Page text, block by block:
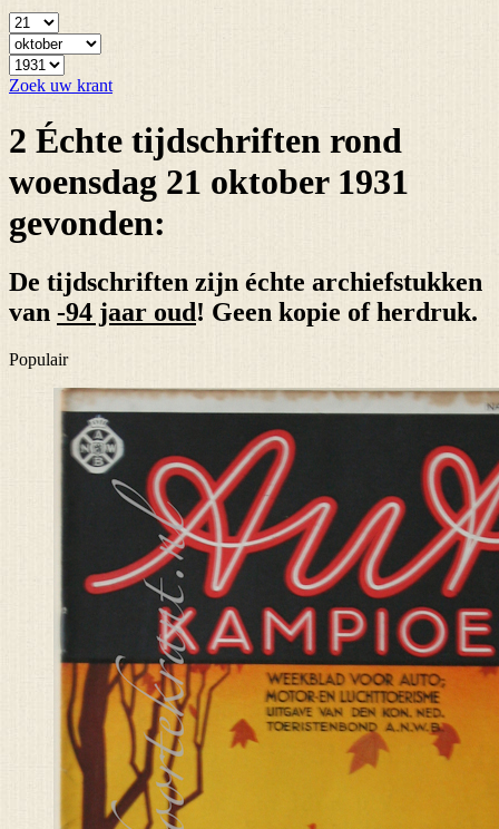
Zoek uw krant
2 Échte tijdschriften rond
woensdag 21 oktober 1931
gevonden:
De tijdschriften zijn échte archiefstukken
van -94 jaar oud ! Geen kopie of herdruk.
Populair